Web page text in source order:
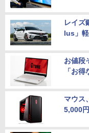
レイズ
lus」
お値段
「お
マウス
5,000